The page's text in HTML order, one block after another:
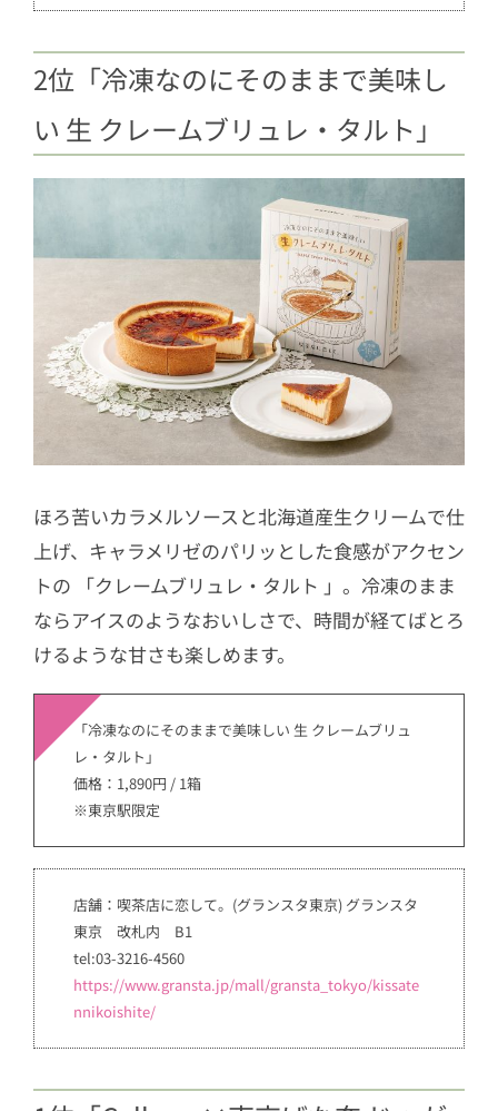
2位「冷凍なのにそのままで美味し
い 生 クレームブリュレ・タルト」
ほろ苦いカラメルソースと北海道産生クリームで仕
上げ、キャラメリゼのパリッとした食感がアクセン
トの 「クレームブリュレ・タルト 」。冷凍のまま
ならアイスのようなおいしさで、時間が経てばとろ
けるような甘さも楽しめます。
「冷凍なのにそのままで美味しい 生 クレームブリュ
レ・タルト」
価格：1,890円 / 1箱
※東京駅限定
店舗：喫茶店に恋して。(グランスタ東京) グランスタ
東京 改札内 B1
tel:03-3216-4560
https://www.gransta.jp/mall/gransta_tokyo/kissate
nnikoishite/